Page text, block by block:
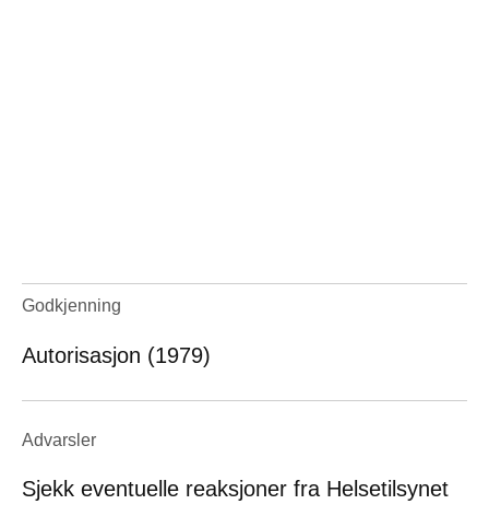
Godkjenning
Autorisasjon (1979)
Advarsler
Sjekk eventuelle reaksjoner fra Helsetilsynet